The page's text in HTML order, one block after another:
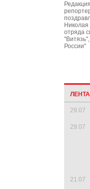
Николая
отряда
России"
29.07
29.07
21.07